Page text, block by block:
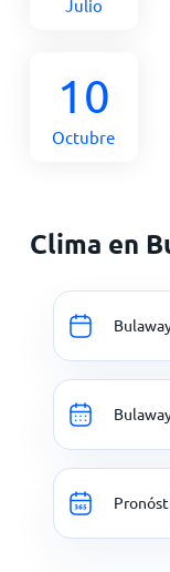
Julio
10
Octubre
Clima en